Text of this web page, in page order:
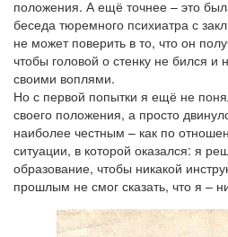
положения. А ещё точнее – это
беседа тюремного психиатра с
не может поверить в то, что он
чтобы головой о стенку не бился и
своими воплями.
Но с первой попытки я ещё не
своего положения, а просто
наиболее честным – как по
ситуации, в которой оказался: я
образование, чтобы никакой
прошлым не смог сказать, что я –